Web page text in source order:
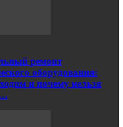
ремонт
оборудования:
и почему нельзя